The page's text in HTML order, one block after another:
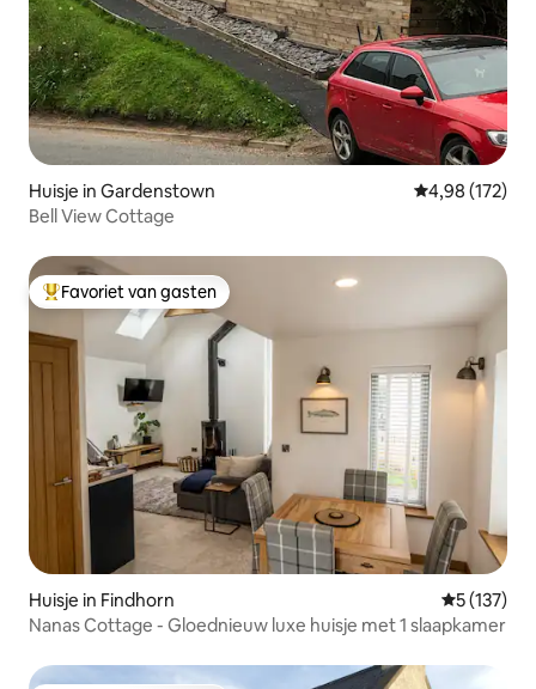
Huisje in Gardenstown Gemiddelde
4,98 (172)
Bell View Cottage
Topfavoriet van gasten
Favoriet van gasten
Huisje in Findhorn
5 (137)
Nanas Cottage - Gloednieuw luxe huisje met 1 slaapkamer